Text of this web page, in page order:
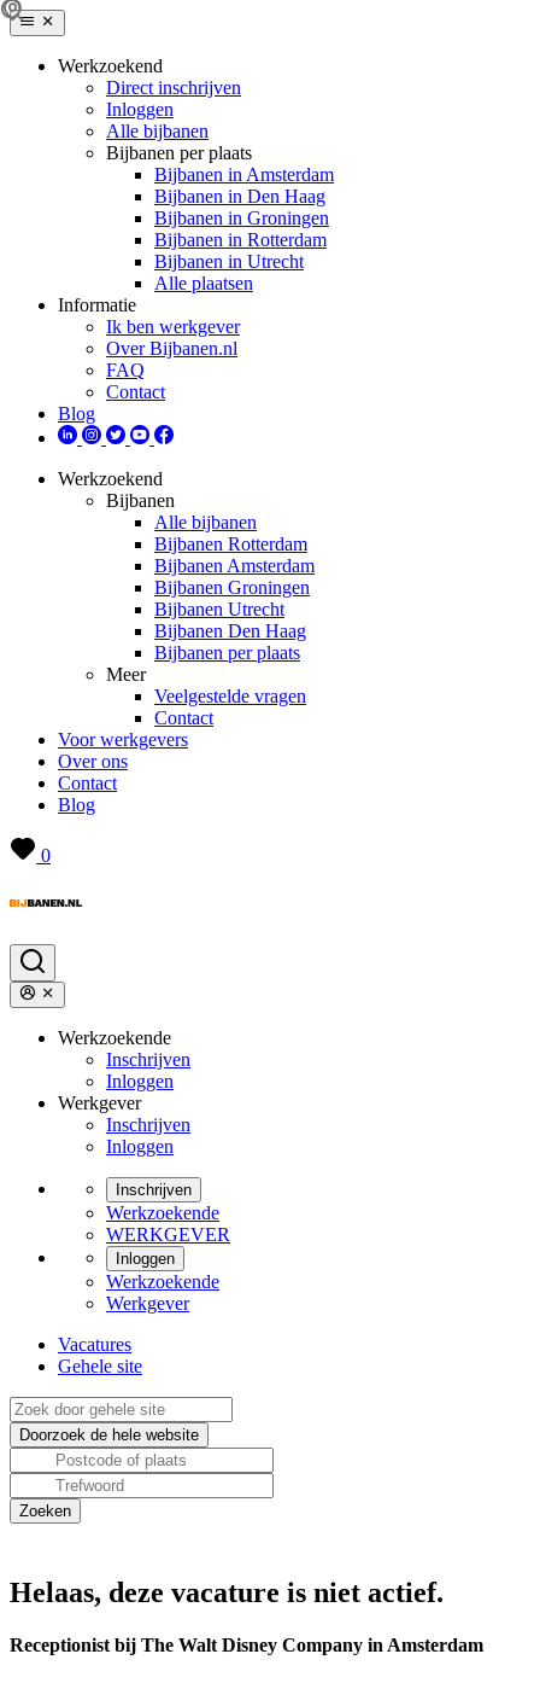
Werkzoekend
Direct inschrijven
Inloggen
Alle bijbanen
Bijbanen per plaats
Bijbanen in Amsterdam
Bijbanen in Den Haag
Bijbanen in Groningen
Bijbanen in Rotterdam
Bijbanen in Utrecht
Alle plaatsen
Informatie
Ik ben werkgever
Over Bijbanen.nl
FAQ
Contact
Blog
Werkzoekend
Bijbanen
Alle bijbanen
Bijbanen Rotterdam
Bijbanen Amsterdam
Bijbanen Groningen
Bijbanen Utrecht
Bijbanen Den Haag
Bijbanen per plaats
Meer
Veelgestelde vragen
Contact
Voor werkgevers
Over ons
Contact
Blog
0
Werkzoekende
Inschrijven
Inloggen
Werkgever
Inschrijven
Inloggen
Inschrijven
Werkzoekende
WERKGEVER
Inloggen
Werkzoekende
Werkgever
Vacatures
Gehele site
Helaas, deze vacature is niet actief.
Receptionist bij The Walt Disney Company in Amsterdam